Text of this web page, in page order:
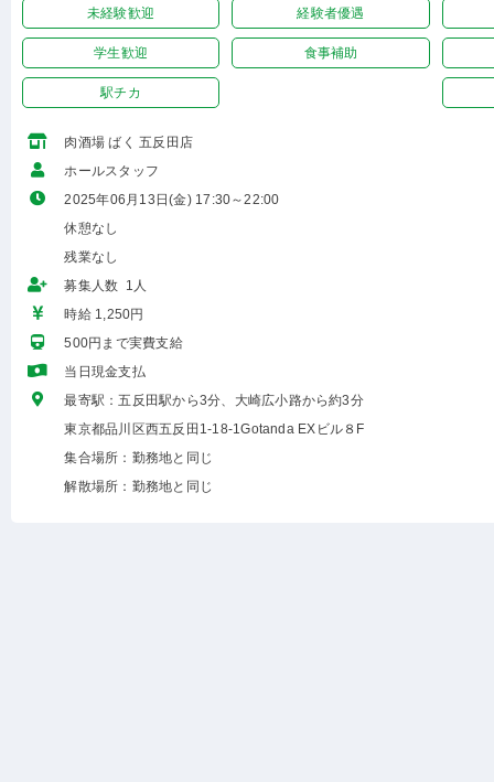
未経験歓迎 経験者優遇
学生歓迎 食事補助
駅チカ
肉酒場 ばく 五反田店
ホールスタッフ
2025年06月13日(金) 17:30～22:00
休憩なし
残業なし
募集人数 1人
時給 1,250円
500円まで実費支給
当日現金支払
最寄駅：五反田駅から3分、大崎広小路から約3分
東京都品川区西五反田1-18-1Gotanda EXビル８F
集合場所：勤務地と同じ
解散場所：勤務地と同じ